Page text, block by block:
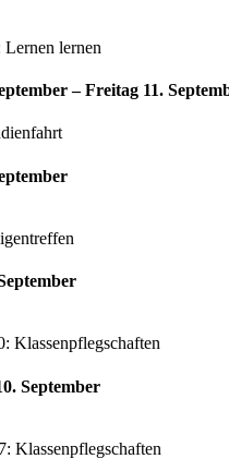
Lernen lernen
– Freitag 11.
Klassenpflegschaften
September
Klassenpflegschaften